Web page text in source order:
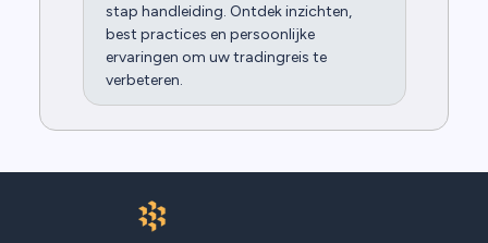
stap handleiding. Ontdek inzichten,
best practices en persoonlijke
ervaringen om uw tradingreis te
verbeteren.